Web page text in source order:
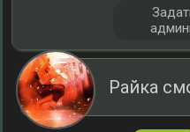
Райка